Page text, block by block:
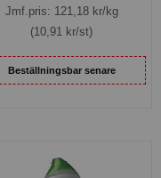
Jmf.pris: 121,18kr/kg
(10,91 kr/st)
Beställningsbar senare